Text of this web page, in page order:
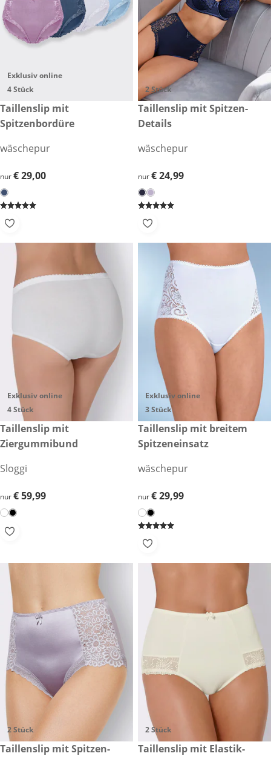
Exklusiv online
4 Stück
€ 29,00
Taillenslip mit
Spitzenbordüre
wäschepur
€ 29,00
nur€ 29,00
2 Stück
€ 24,99
Taillenslip mit Spitzen-
Details
wäschepur
€ 24,99
nur€ 24,99
Exklusiv online
4 Stück
€ 59,99
Taillenslip mit
Ziergummibund
Sloggi
€ 59,99
nur€ 59,99
Exklusiv online
3 Stück
€ 29,99
Taillenslip mit breitem
Spitzeneinsatz
wäschepur
€ 29,99
nur€ 29,99
2 Stück
€ 24,99
Taillenslip mit Spitzen-
2 Stück
€ 27,99
Taillenslip mit Elastik-